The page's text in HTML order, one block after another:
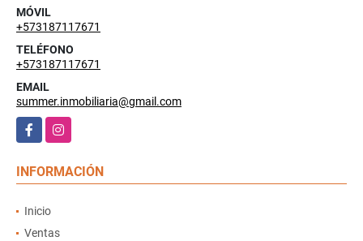
MÓVIL
+573187117671
TELÉFONO
+573187117671
EMAIL
summer.inmobiliaria@gmail.com
FacebookInstagram
INFORMACIÓN
Inicio
Ventas